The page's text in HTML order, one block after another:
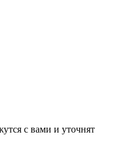
с вами и уточнят